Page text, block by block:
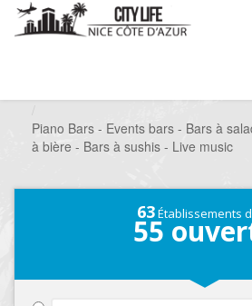
Piano Bars - Events bars - Bars à
à bière - Bars à sushis - Live music
63Établissements
55